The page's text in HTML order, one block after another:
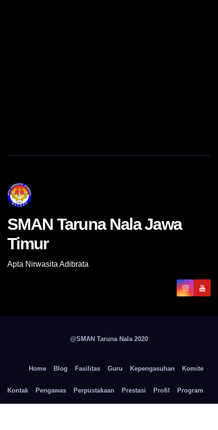
SMAN Taruna Nala Jawa
Timur
Apta Nirwasita Adibrata
@SMAN Taruna Nala 2020
Home Blog Fasilitas Guru Kepengasuhan Komite
Kontak Pengawas Perpustakaan Prestasi Profil Program